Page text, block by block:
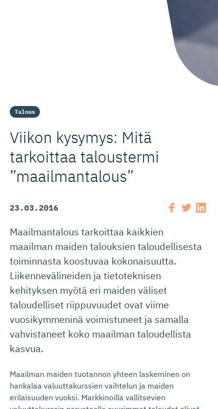
Talous
Viikon kysymys: Mitä
tarkoittaa taloustermi
”maailman­talous”
23.03.2016
Maailmantalous tarkoittaa kaikkien
maailman maiden talouksien taloudellisesta
toiminnasta koostuvaa kokonaisuutta.
Liikennevälineiden ja tietoteknisen
kehityksen myötä eri maiden väliset
taloudelliset riippuvuudet ovat viime
vuosikymmeninä voimistuneet ja samalla
vahvistaneet koko maailman taloudellista
kasvua.
Maailman maiden tuotannon yhteen laskeminen on
hankalaa valuuttakurssien vaihtelun ja maiden
erilaisuuden vuoksi. Markkinoilla vallitsevien